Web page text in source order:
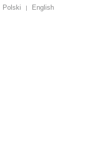
Polski | English